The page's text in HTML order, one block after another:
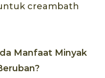
creambath
Manfaat Minyak